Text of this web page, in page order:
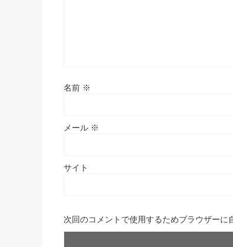
名前 ※
メール ※
サイト
次回のコメントで使用するためブラウザーに